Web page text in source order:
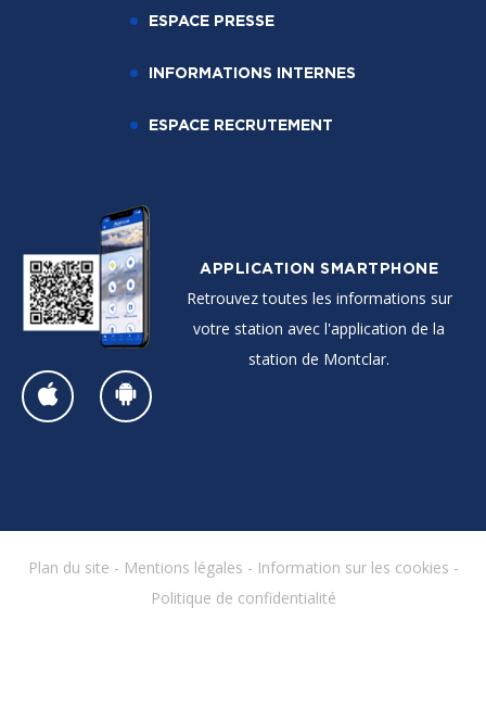
ESPACE PRESSE
INFORMATIONS INTERNES
ESPACE RECRUTEMENT
APPLICATION SMARTPHONE
Retrouvez toutes les informations sur
votre station avec l'application de la
station de Montclar.
Plan du site - Mentions légales - Information sur les cookies -
Politique de confidentialité